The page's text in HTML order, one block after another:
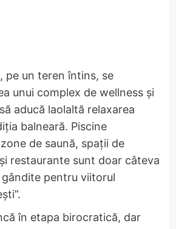
pe un teren întins, se
unui complex de wellness și
aducă laolaltă relaxarea
balneară. Piscine
de saună, spații de
restaurante sunt doar câteva
pentru viitorul
în etapa birocratică, dar